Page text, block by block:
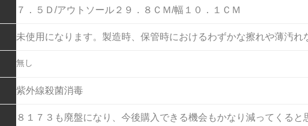
７．５Ｄ/アウトソール２９．８ＣＭ/幅１０．１ＣＭ
未使用になります。製造時、保管時におけるわずかな擦れや薄汚れ
無し
紫外線殺菌消毒
８１７３も廃盤になり、今後購入できる機会もかなり減ってくる